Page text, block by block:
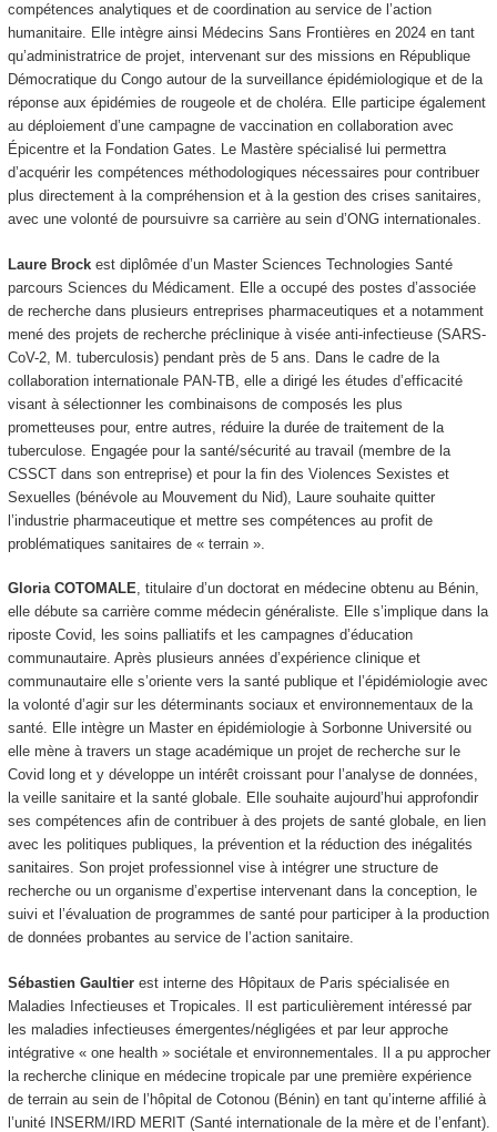
compétences analytiques et de coordination au service de l’action
humanitaire. Elle intègre ainsi Médecins Sans Frontières en 2024 en tant
qu’administratrice de projet, intervenant sur des missions en République
Démocratique du Congo autour de la surveillance épidémiologique et de la
réponse aux épidémies de rougeole et de choléra. Elle participe également
au déploiement d’une campagne de vaccination en collaboration avec
Épicentre et la Fondation Gates. Le Mastère spécialisé lui permettra
d’acquérir les compétences méthodologiques nécessaires pour contribuer
plus directement à la compréhension et à la gestion des crises sanitaires,
avec une volonté de poursuivre sa carrière au sein d’ONG internationales.
Laure Brockest diplômée d’un Master Sciences Technologies Santé
parcours Sciences du Médicament. Elle a occupé des postes d’associée
de recherche dans plusieurs entreprises pharmaceutiques et a notamment
mené des projets de recherche préclinique à visée anti-infectieuse (SARS-
CoV-2, M. tuberculosis) pendant près de 5 ans. Dans le cadre de la
collaboration internationale PAN-TB, elle a dirigé les études d’efficacité
visant à sélectionner les combinaisons de composés les plus
prometteuses pour, entre autres, réduire la durée de traitement de la
tuberculose. Engagée pour la santé/sécurité au travail (membre de la
CSSCT dans son entreprise) et pour la fin des Violences Sexistes et
Sexuelles (bénévole au Mouvement du Nid), Laure souhaite quitter
l’industrie pharmaceutique et mettre ses compétences au profit de
problématiques sanitaires de « terrain ».
Gloria COTOMALE, titulaire d’un doctorat en médecine obtenu au Bénin,
elle débute sa carrière comme médecin généraliste. Elle s’implique dans la
riposte Covid, les soins palliatifs et les campagnes d’éducation
communautaire. Après plusieurs années d’expérience clinique et
communautaire elle s’oriente vers la santé publique et l’épidémiologie avec
la volonté d’agir sur les déterminants sociaux et environnementaux de la
santé. Elle intègre un Master en épidémiologie à Sorbonne Université ou
elle mène à travers un stage académique un projet de recherche sur le
Covid long et y développe un intérêt croissant pour l’analyse de données,
la veille sanitaire et la santé globale. Elle souhaite aujourd’hui approfondir
ses compétences afin de contribuer à des projets de santé globale, en lien
avec les politiques publiques, la prévention et la réduction des inégalités
sanitaires. Son projet professionnel vise à intégrer une structure de
recherche ou un organisme d’expertise intervenant dans la conception, le
suivi et l’évaluation de programmes de santé pour participer à la production
de données probantes au service de l’action sanitaire.
Sébastien Gaultierest interne des Hôpitaux de Paris spécialisée en
Maladies Infectieuses et Tropicales. Il est particulièrement intéressé par
les maladies infectieuses émergentes/négligées et par leur approche
intégrative « one health » sociétale et environnementales. Il a pu approcher
la recherche clinique en médecine tropicale par une première expérience
de terrain au sein de l’hôpital de Cotonou (Bénin) en tant qu’interne affilié à
l’unité INSERM/IRD MERIT (Santé internationale de la mère et de l’enfant).